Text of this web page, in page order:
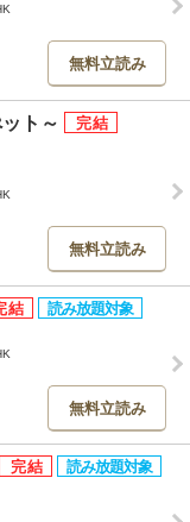
無料立読み
ト～
無料立読み
無料立読み